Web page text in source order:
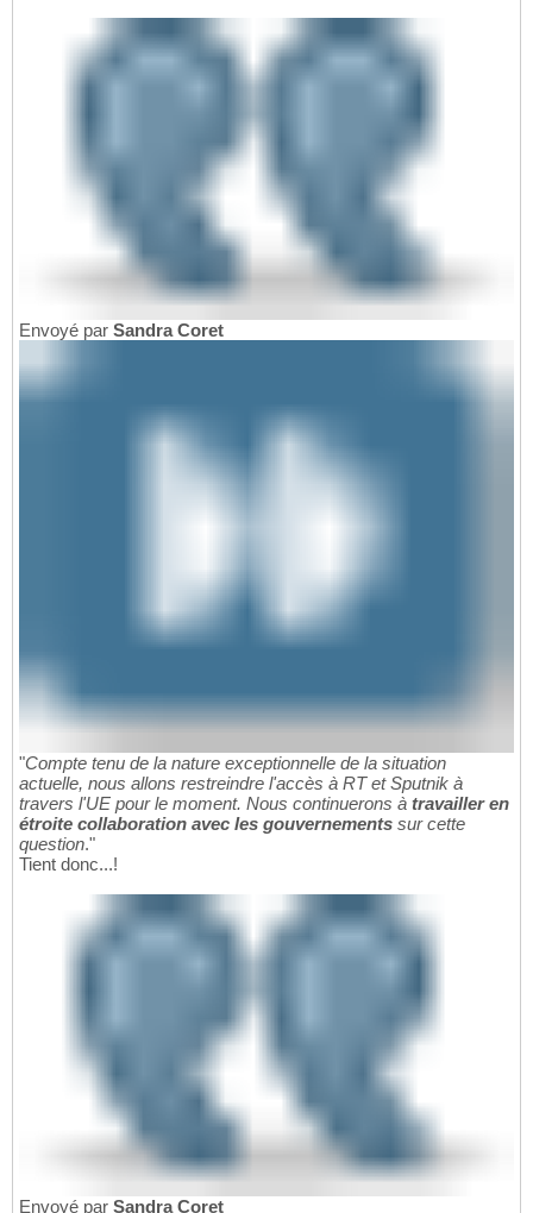
Envoyé par Sandra Coret
"Compte tenu de la nature exceptionnelle de la situation
actuelle, nous allons restreindre l'accès à RT et Sputnik à
travers l'UE pour le moment. Nous continuerons à travailler en
étroite collaboration avec les gouvernements sur cette
question."
Tient donc...!
Envoyé par Sandra Coret